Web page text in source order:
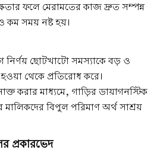
ফলে মেরামতের কাজ দ্রুত সম্পন্ন
কম সময় নষ্ট হয়।
ছোটখাটো সমস্যাকে বড় ও
থেকে প্রতিরোধ করে।
করার মাধ্যমে, গাড়ির ডায়াগনস্টিক
মালিকদের বিপুল পরিমাণ অর্থ সাশ্রয়
প্রকারভেদ